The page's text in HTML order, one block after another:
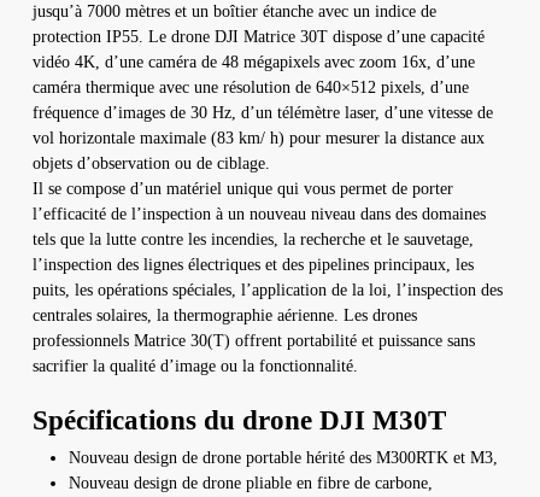
jusqu’à 7000 mètres et un boîtier étanche avec un indice de
protection IP55. Le drone DJI Matrice 30T dispose d’une capacité
vidéo 4K, d’une caméra de 48 mégapixels avec zoom 16x, d’une
caméra thermique avec une résolution de 640×512 pixels, d’une
fréquence d’images de 30 Hz, d’un télémètre laser, d’une vitesse de
vol horizontale maximale (83 km/ h) pour mesurer la distance aux
objets d’observation ou de ciblage.
Il se compose d’un matériel unique qui vous permet de porter
l’efficacité de l’inspection à un nouveau niveau dans des domaines
tels que la lutte contre les incendies, la recherche et le sauvetage,
l’inspection des lignes électriques et des pipelines principaux, les
puits, les opérations spéciales, l’application de la loi, l’inspection des
centrales solaires, la thermographie aérienne. Les drones
professionnels Matrice 30(T) offrent portabilité et puissance sans
sacrifier la qualité d’image ou la fonctionnalité.
Spécifications du drone DJI M30T
Nouveau design de drone portable hérité des M300RTK et M3,
Nouveau design de drone pliable en fibre de carbone,